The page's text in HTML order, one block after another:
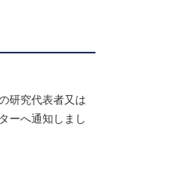
研究代表者又は
ーへ通知しまし